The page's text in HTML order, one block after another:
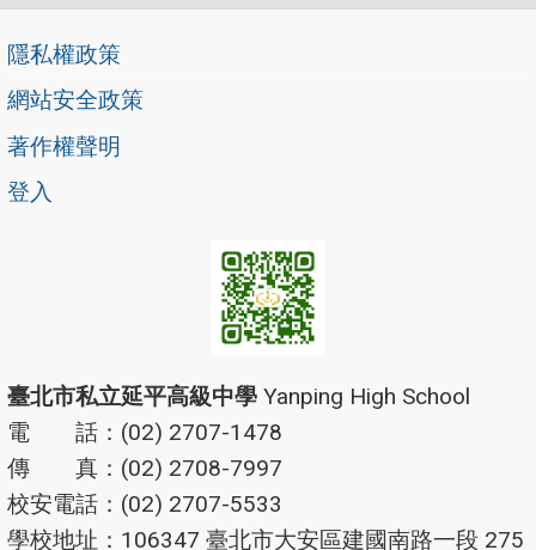
隱私權政策
網站安全政策
著作權聲明
登入
臺北市私立延平高級中學 Yanping High School
電 話：(02) 2707-1478
傳 真：(02) 2708-7997
校安電話：(02) 2707-5533
學校地址：106347 臺北市大安區建國南路一段 275